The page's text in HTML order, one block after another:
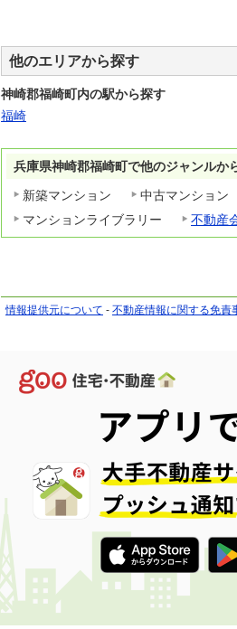
他のエリアから探す
神崎郡福崎町内の駅から探す
福崎
兵庫県神崎郡福崎町で他のジャンルか
新築マンション
中古マンション
マンションライブラリー
不動産
情報提供元について - 不動産情報に関する免責